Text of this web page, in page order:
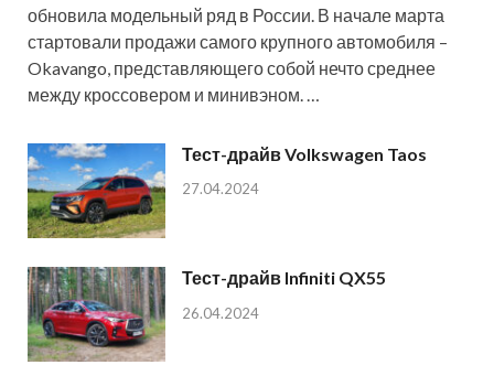
обновила модельный ряд в России. В начале марта
стартовали продажи самого крупного автомобиля –
Okavango, представляющего собой нечто среднее
между кроссовером и минивэном. …
Тест-драйв Volkswagen Taos
27.04.2024
Тест-драйв Infiniti QX55
26.04.2024